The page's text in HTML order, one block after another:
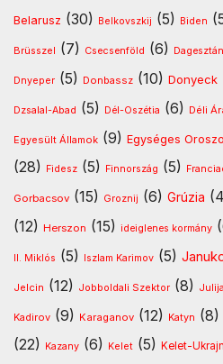
Belarusz (30) Belkovszkij (5) Biden
Brüsszel (7) Csecsenföld (6) Dagesztán
Dnyeper (5) Donbassz (10) Donyeck
Dzsalal-Abad (5) Dél-Oszétia (6) Déli
Egyesült Államok (9) Egységes
(28) Fidesz (5) Finnország (5)
Gorbacsov (15) Groznij (6) Grúzia
(12) Herszon (15) ideiglenes kormány
II. Miklós (5) Iszlam Karimov (5)
Jelcin (12) Jobboldali Szektor (8)
Kadirov (9) Karaganov (12) Katyn (8)
(22) Kazany (6) Kelet (5) Kelet-